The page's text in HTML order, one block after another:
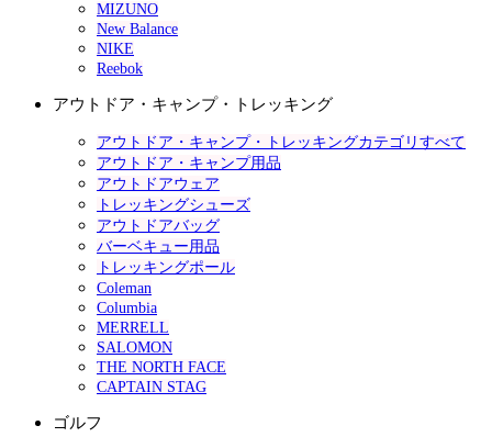
MIZUNO
New Balance
NIKE
Reebok
アウトドア・キャンプ・トレッキング
アウトドア・キャンプ・トレッキングカテゴリすべて
アウトドア・キャンプ用品
アウトドアウェア
トレッキングシューズ
アウトドアバッグ
バーベキュー用品
トレッキングポール
Coleman
Columbia
MERRELL
SALOMON
THE NORTH FACE
CAPTAIN STAG
ゴルフ